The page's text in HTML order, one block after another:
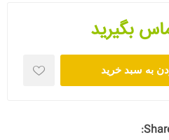
بگیرید
به سبد خرید